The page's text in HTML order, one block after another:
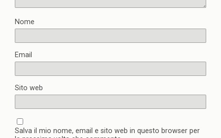
Nome
Email
Sito web
Salva il mio nome, email e sito web in questo browser per